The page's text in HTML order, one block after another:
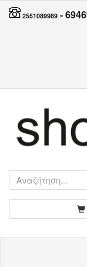
2551089989 -